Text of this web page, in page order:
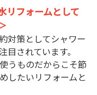
リフォームとして
対策としてシャワー
されています。
うものだからこそ節
したいリフォームと